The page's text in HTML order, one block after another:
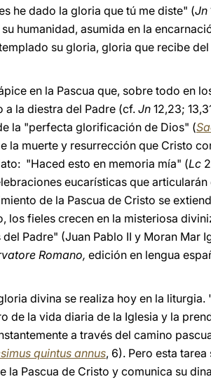
he dado la gloria que tú me diste" (Jn
humanidad, asumida en la
su gloria, gloria que recibe
en la Pascua que, sobre todo en
la diestra del Padre (cf. Jn 12,23;
la "perfecta glorificación de Dios" (
la muerte y resurrección que Cristo
"Haced esto en memoria mía" (Lc
eucarísticas que
de la Pascua de Cristo se
los fieles crecen en la misteriosa
Padre" (Juan Pablo II y Moran Mar
Romano, edición en lengua
divina se realiza hoy en la liturgia.
la vida diaria de la Iglesia y la
a través del camino
quintus annus, 6). Pero esta
Pascua de Cristo y comunica su